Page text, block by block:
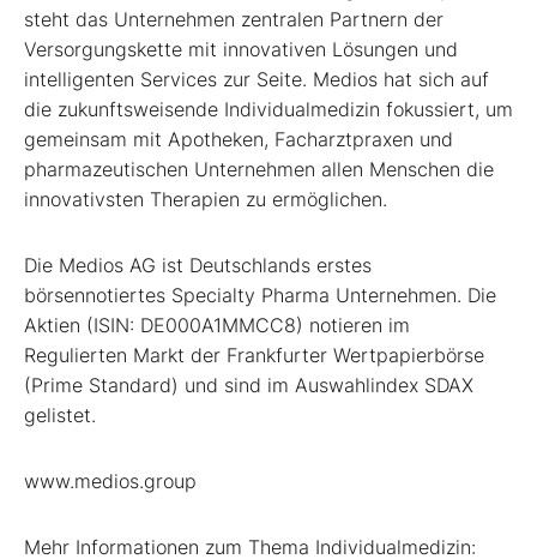
steht das Unternehmen zentralen Partnern der
Versorgungskette mit innovativen Lösungen und
intelligenten Services zur Seite. Medios hat sich auf
die zukunftsweisende Individualmedizin fokussiert, um
gemeinsam mit Apotheken, Facharztpraxen und
pharmazeutischen Unternehmen allen Menschen die
innovativsten Therapien zu ermöglichen.
Die Medios AG ist Deutschlands erstes
börsennotiertes Specialty Pharma Unternehmen. Die
Aktien (ISIN: DE000A1MMCC8) notieren im
Regulierten Markt der Frankfurter Wertpapierbörse
(Prime Standard) und sind im Auswahlindex SDAX
gelistet.
www.medios.group
Mehr Informationen zum Thema Individualmedizin: